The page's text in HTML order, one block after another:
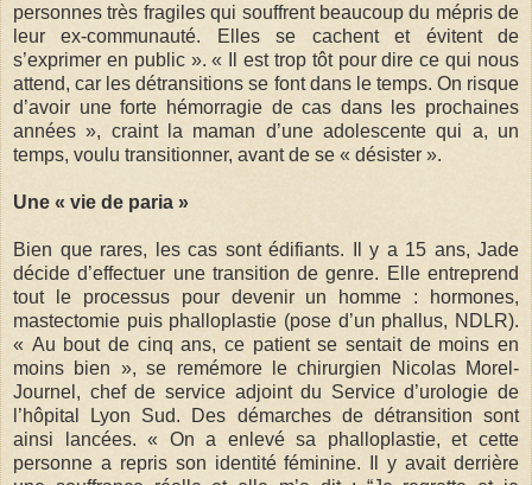
personnes très fragiles qui souffrent beaucoup du mépris de
leur ex-communauté. Elles se cachent et évitent de
s’exprimer en public ». « Il est trop tôt pour dire ce qui nous
attend, car les détransitions se font dans le temps. On risque
d’avoir une forte hémorragie de cas dans les prochaines
années », craint la maman d’une adolescente qui a, un
temps, voulu transitionner, avant de se « désister ».
Une « vie de paria »
Bien que rares, les cas sont édifiants. Il y a 15 ans, Jade
décide d’effectuer une transition de genre. Elle entreprend
tout le processus pour devenir un homme : hormones,
mastectomie puis phalloplastie (pose d’un phallus, NDLR).
« Au bout de cinq ans, ce patient se sentait de moins en
moins bien », se remémore le chirurgien Nicolas Morel-
Journel, chef de service adjoint du Service d’urologie de
l’hôpital Lyon Sud. Des démarches de détransition sont
ainsi lancées. « On a enlevé sa phalloplastie, et cette
personne a repris son identité féminine. Il y avait derrière